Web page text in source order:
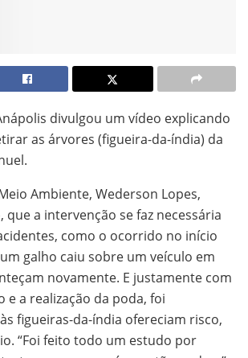
divulgou um vídeo explicando
as árvores (figueira-da-índia) da
Ambiente, Wederson Lopes,
que a intervenção se faz necessária
como o ocorrido no início
galho caiu sobre um veículo em
novamente. E justamente com
e a realização da poda, foi
figueiras-da-índia ofereciam risco,
“Foi feito todo um estudo por